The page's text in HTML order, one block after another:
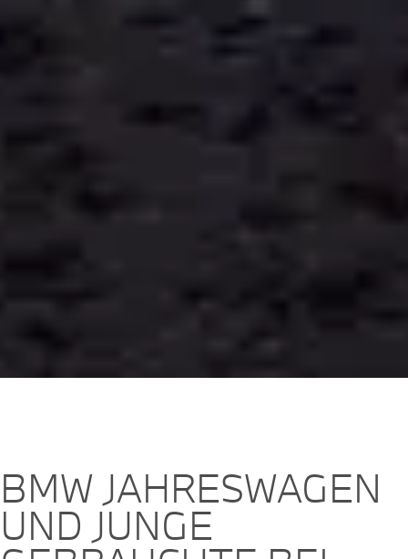
BMW JAHRESWAGEN
UND JUNGE